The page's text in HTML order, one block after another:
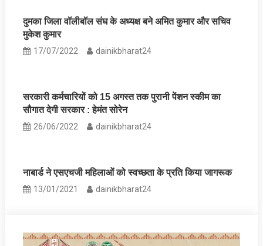
दुमका जिला वॉलीबॉल संघ के अध्‍यक्ष बने अमित कुमार और सचिव
मुकेश कुमार
17/07/2022 dainikbharat24
सरकारी कर्मचारियों को 15 अगस्त तक पुरानी पेंशन स्कीम का
सौगात देगी सरकार : हेमंत सोरेन
26/06/2022 dainikbharat24
नाबार्ड ने एसएचजी महिलाओं को स्वच्छता के प्रति किया जागरूक
13/01/2021 dainikbharat24